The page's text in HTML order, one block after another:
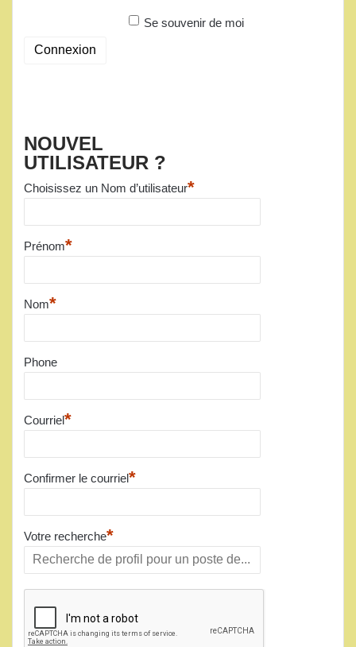
Se souvenir de moi
NOUVEL
UTILISATEUR ?
Choisissez un Nom d’utilisateur*
Prénom*
Nom*
Phone
Courriel*
Confirmer le courriel*
Votre recherche*